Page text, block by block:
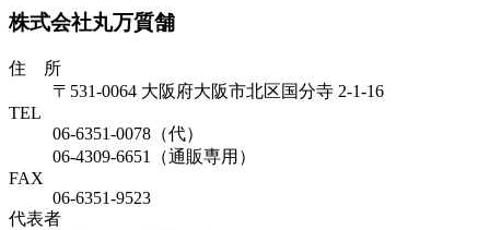
株式会社丸万質舗
住 所
〒531-0064 大阪府大阪市北区国分寺 2-1-16
TEL
06-6351-0078（代）
06-4309-6651（通販専用）
FAX
06-6351-9523
代表者